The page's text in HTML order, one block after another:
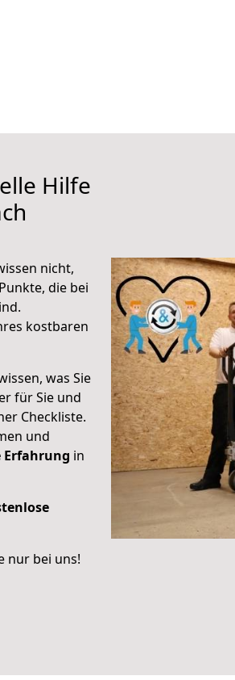
Hilfe
nicht,
die bei
kostbaren
was Sie
für Sie und
Checkliste.
und
Erfahrung in
nur bei uns!